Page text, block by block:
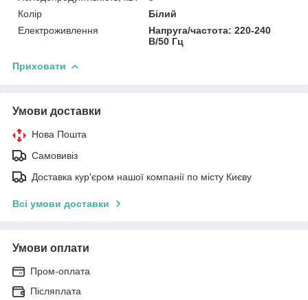
Колір
Білий
Електроживлення
Напруга/частота: 220-240
В/50 Гц
Приховати
Умови доставки
Нова Пошта
Самовивіз
Доставка кур'єром нашої компанії по місту Києву
Всі умови доставки
Умови оплати
Пром-оплата
Післяплата